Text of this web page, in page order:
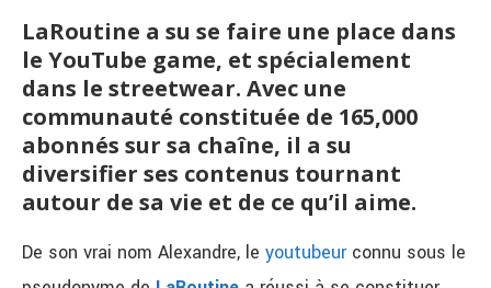
LaRoutine a su se faire une place dans
le YouTube game, et spécialement
dans le streetwear. Avec une
communauté constituée de 165,000
abonnés sur sa chaîne, il a su
diversifier ses contenus tournant
autour de sa vie et de ce qu’il aime.
De son vrai nom Alexandre, le youtubeurconnu sous le